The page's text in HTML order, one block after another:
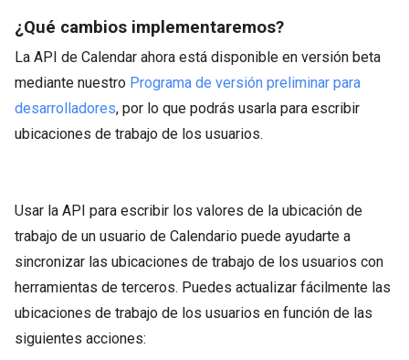
¿Qué cambios implementaremos?
La API de Calendar ahora está disponible en versión beta
mediante nuestro Programa de versión preliminar para
desarrolladores, por lo que podrás usarla para escribir
ubicaciones de trabajo de los usuarios.
Usar la API para escribir los valores de la ubicación de
trabajo de un usuario de Calendario puede ayudarte a
sincronizar las ubicaciones de trabajo de los usuarios con
herramientas de terceros. Puedes actualizar fácilmente las
ubicaciones de trabajo de los usuarios en función de las
siguientes acciones: